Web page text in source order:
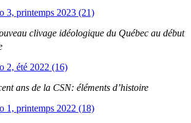
3, printemps 2023 (21)
clivage idéologique du Québec au début
2, été 2022 (16)
ans de la CSN: éléments d’histoire
1, printemps 2022 (18)